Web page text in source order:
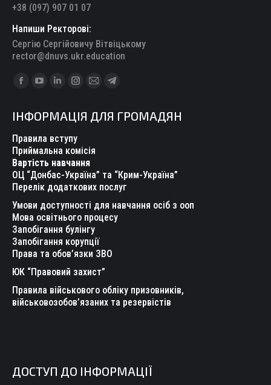
+38 (097) 907 01 07
Напиши Ректорові:
Сергію Сергійовичу Вітвіцькому
rector@dnuvs.ukr.education
Find us on:
Facebook
opens
in
new
window
YouTube
opens
in
new
window
Linkedin
opens
in
new
window
Instagram
opens
in
new
window
Mail
opens
new
Telegram
opens
ІНФОРМАЦІЯ ДЛЯ ГРОМАДЯН
Правила вступу
Приймальна комісія
Вартість навчання
ОЦ “Донбас-Україна” та “Крим-Україна”
Перелік додаткових послуг
Умови доступності для навчання осіб з ооп
Мова освітнього процесу
Запобігання булінгу
Запобігання корупції
Права та обов’язки ЗВО
ЮК “Правовий захист”
Правила військового обліку призовників,
військовозобов’язаних та резервістів
ДОСТУП ДО ІНФОРМАЦІЇ